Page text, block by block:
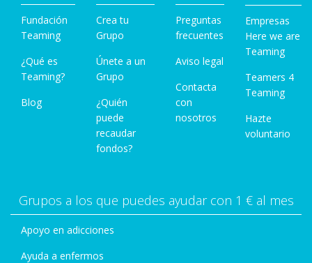
Fundación
Teaming
¿Qué es
Teaming?
Blog
Crea tu
Grupo
Únete a un
Grupo
¿Quién
puede
recaudar
fondos?
Preguntas
frecuentes
Aviso legal
Contacta
con
nosotros
Empresas
Here we are
Teaming
Teamers 4
Teaming
Hazte
voluntario
Grupos a los que puedes ayudar con 1 € al mes
Apoyo en adicciones
Ayuda a enfermos